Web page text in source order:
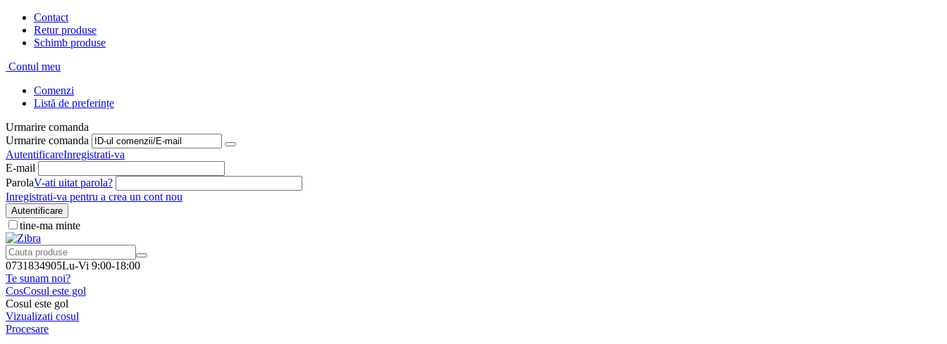
Contact
Retur produse
Schimb produse
Contul meu
Comenzi
Listă de preferințe
Urmarire comanda
Urmarire comanda
AutentificareInregistrati-va
E-mail
ParolaV-ati uitat parola?
Inregistrati-va pentru a crea un cont nou
Autentificare
tine-ma minte
0731834905Lu-Vi 9:00-18:00
Te sunam noi?
CosCosul este gol
Cosul este gol
Vizualizati cosul
Procesare